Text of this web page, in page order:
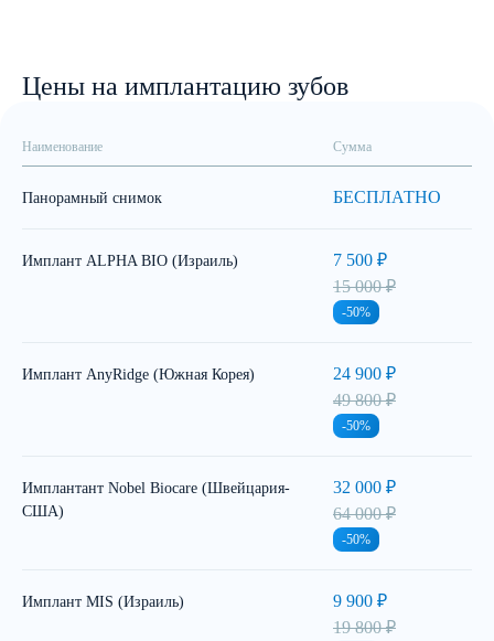
Цены на имплантацию зубов
Наименование Сумма
Панорамный снимок БЕСПЛАТНО
Имплант ALPHA BIO (Израиль)
7 500 ₽
15 000 ₽
-50%
Имплант AnyRidge (Южная Корея)
24 900 ₽
49 800 ₽
-50%
Имплантант Nobel Biocare (Швейцария-
США)
32 000 ₽
64 000 ₽
-50%
Имплант MIS (Израиль)
9 900 ₽
19 800 ₽